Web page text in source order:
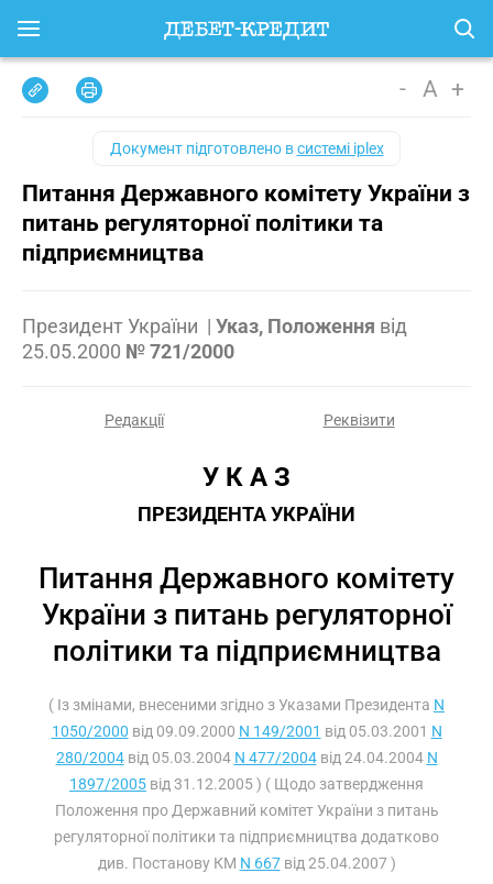
- A +
Документ підготовлено всистемі iplex
Питання Державного комітету України з
питань регуляторної політики та
підприємництва
Президент України | Указ, Положення від
25.05.2000 № 721/2000
Редакції Реквізити
У К А З
ПРЕЗИДЕНТА УКРАЇНИ
Питання Державного комітету
України з питань регуляторної
політики та підприємництва
( Із змінами, внесеними згідно з Указами Президента N
1050/2000 від 09.09.2000 N 149/2001 від 05.03.2001 N
280/2004від 05.03.2004 N 477/2004від 24.04.2004 N
1897/2005 від 31.12.2005 ) ( Щодо затвердження
Положення про Державний комітет України з питань
регуляторної політики та підприємництва додатково
див. Постанову КМ N 667від 25.04.2007 )